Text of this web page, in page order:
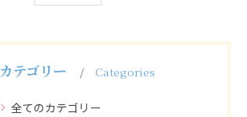
カテゴリー Categories
全てのカテゴリー